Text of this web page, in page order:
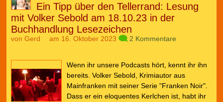
Ein Tipp über den Tellerrand: Lesung
mit Volker Sebold am 18.10.23 in der
Buchhandlung Lesezeichen
von Gerd am 16. Oktober 2023 2 Kommentare
Wenn ihr unsere Podcasts hört, kennt ihr ihn
bereits. Volker Sebold, Krimiautor aus
Mainfranken mit seiner Serie "Franken Noir".
Dass er ein eloquentes Kerlchen ist, habt ihr